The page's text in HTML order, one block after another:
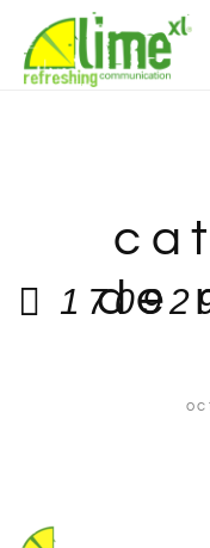
quienes somos
que hacemos
de